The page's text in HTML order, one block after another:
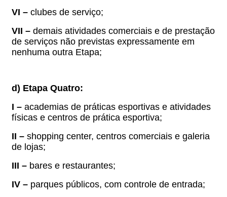
VI – clubes de serviço;
VII – demais atividades comerciais e de prestação
de serviços não previstas expressamente em
nenhuma outra Etapa;
d) Etapa Quatro:
I – academias de práticas esportivas e atividades
físicas e centros de prática esportiva;
II – shopping center, centros comerciais e galeria
de lojas;
III – bares e restaurantes;
IV – parques públicos, com controle de entrada;